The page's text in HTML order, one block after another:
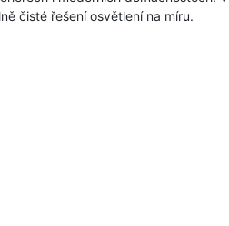
čisté řešení osvětlení na míru.